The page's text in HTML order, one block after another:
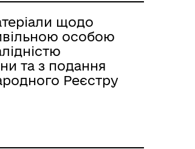
щодо
особою
та з подання
Реєстру